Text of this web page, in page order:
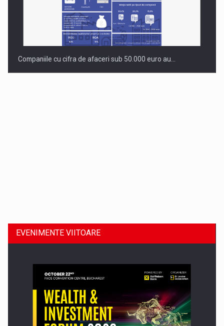
Companiile cu cifra de afaceri sub 50.000 euro au…
EVENIMENTE VIITOARE